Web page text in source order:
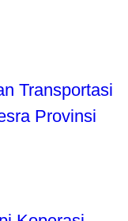
Transportasi
Provinsi